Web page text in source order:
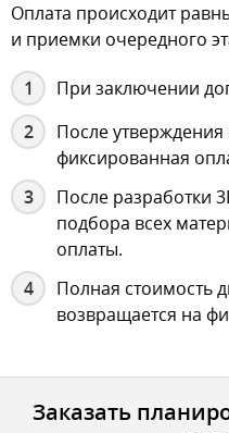
Оплата происходит
и приемки очередного
При заключении
После
фиксированная
После разработки
подбора всех
оплаты.
Полная стоимость
возвращается на
Заказать